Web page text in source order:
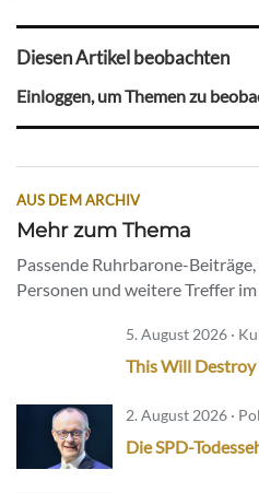
Diesen Artikel beobachten
Einloggen, um Themen zu
AUS DEM ARCHIV
Mehr zum Thema
Passende Ruhrbarone-
Personen und weitere Treffer
5. August 2026 ·
This Will Destroy
2. August 2026 ·
Die SPD-